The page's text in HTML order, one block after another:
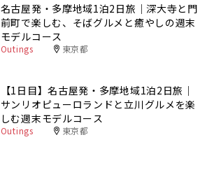
名古屋発・多摩地域1泊2日旅｜深大寺と門
前町で楽しむ、そばグルメと癒やしの週末
モデルコース
Outings 東京都
【1日目】名古屋発・多摩地域1泊2日旅｜
サンリオピューロランドと立川グルメを楽
しむ週末モデルコース
Outings 東京都